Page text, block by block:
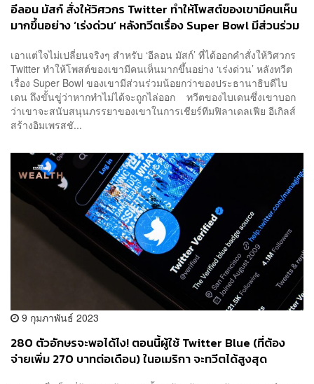
อีลอน มัสก์ สั่งให้วิศวกร Twitter ทำให้โพสต์ของเขามีคนเห็น
มากขึ้นอย่าง ‘เร่งด่วน’ หลังทวีตเรื่อง Super Bowl มีส่วนร่วม
เอาแต่ใจไม่เปลี่ยนจริงๆ สำหรับ ‘อีลอน มัสก์’ ที่ได้ออกคำสั่งให้วิศวกร
Twitter ทำให้โพสต์ของเขามีคนเห็นมากขึ้นอย่าง ‘เร่งด่วน’ หลังทวีต
เรื่อง Super Bowl ของเขามีส่วนร่วมน้อยกว่าของประธานาธิบดีไบ
เดน ถึงขั้นขู่ว่าหากทำไม่ได้จะถูกไล่ออก ทวีตของไบเดนซึ่งเขาบอก
ว่าเขาจะสนับสนุนภรรยาของเขาในการเชียร์ทีมฟิลาเดลเฟีย อีเกิลส์
สร้างอิมเพรสชั...
9 กุมภาพันธ์ 2023
280 ตัวอักษรจะพอได้ไง! ตอนนี้ผู้ใช้ Twitter Blue (ที่ต้อง
จ่ายเพิ่ม 270 บาทต่อเดือน) ในอเมริกา จะทวีตได้สูงสุด